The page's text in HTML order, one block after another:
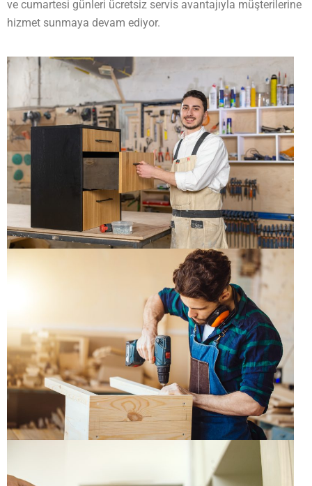
ve cumartesi günleri ücretsiz servis avantajıyla müşterilerine
hizmet sunmaya devam ediyor.